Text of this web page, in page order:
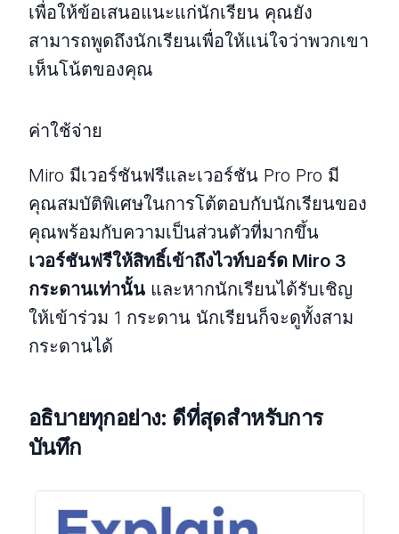
เพื่อให้ข้อเสนอแนะแก่นักเรียน คุณยัง
สามารถพูดถึงนักเรียนเพื่อให้แน่ใจว่าพวกเขา
เห็นโน้ตของคุณ
ค่าใช้จ่าย
Miro มีเวอร์ชันฟรีและเวอร์ชัน Pro Pro มี
คุณสมบัติพิเศษในการโต้ตอบกับนักเรียนของ
คุณพร้อมกับความเป็นส่วนตัวที่มากขึ้น
เวอร์ชันฟรีให้สิทธิ์เข้าถึงไวท์บอร์ด Miro 3
กระดานเท่านั้น และหากนักเรียนได้รับเชิญ
ให้เข้าร่วม 1 กระดาน นักเรียนก็จะดูทั้งสาม
กระดานได้
อธิบายทุกอย่าง: ดีที่สุดสำหรับการ
บันทึก